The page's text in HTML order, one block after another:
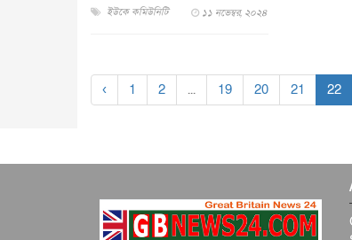
ইউকে কমিউনিটি ১১ নভেম্বর, ২০২৪
‹ 1 2 ... 19 20 21 22